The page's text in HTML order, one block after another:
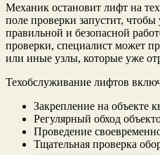
Механик остановит лифт на
поле проверки запустит, чтобы
правильной и безопасной
проверки, специалист может
или иные узлы, которые уже
Техобслуживание лифтов
Закрепление на объекте
Регулярный обход
Проведение
Тщательная проверка